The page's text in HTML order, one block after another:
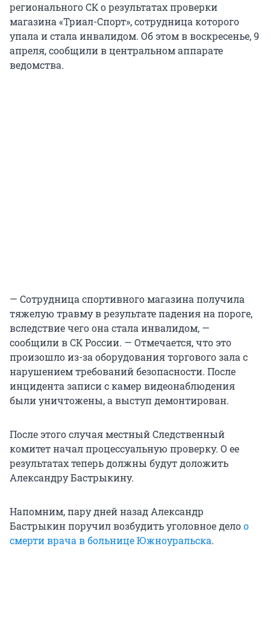
регионального СК о результатах проверки
магазина «Триал-Спорт», сотрудница которого
упала и стала инвалидом. Об этом в воскресенье, 9
апреля, сообщили в центральном аппарате
ведомства.
— Сотрудница спортивного магазина получила
тяжелую травму в результате падения на пороге,
вследствие чего она стала инвалидом, —
сообщили в СК России. — Отмечается, что это
произошло из-за оборудования торгового зала с
нарушением требований безопасности. После
инцидента записи с камер видеонаблюдения
были уничтожены, а выступ демонтирован.
После этого случая местный Следственный
комитет начал процессуальную проверку. О ее
результатах теперь должны будут доложить
Александру Бастрыкину.
Напомним, пару дней назад Александр
Бастрыкин поручил возбудить уголовное делоо
смерти врача в больнице Южноуральска.